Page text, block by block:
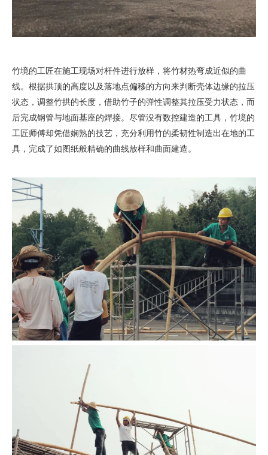
竹境的工匠在施工现场对杆件进行放样，将竹材热弯成近似的曲
线。根据拱顶的高度以及落地点偏移的方向来判断壳体边缘的拉压
状态，调整竹拱的长度，借助竹子的弹性调整其拉压受力状态，而
后完成钢管与地面基座的焊接。尽管没有数控建造的工具，竹境的
工匠师傅却凭借娴熟的技艺，充分利用竹的柔韧性制造出在地的工
具，完成了如图纸般精确的曲线放样和曲面建造。